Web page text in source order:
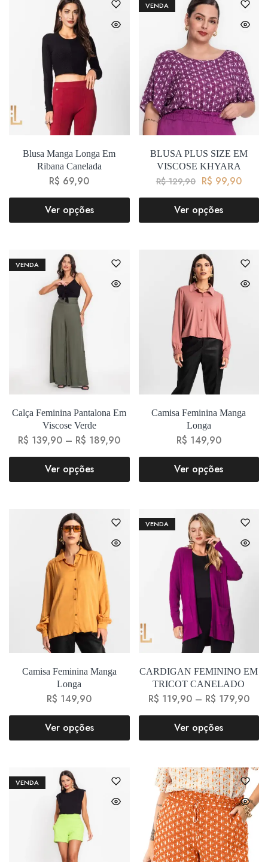
Blusa Manga Longa Em
Ribana Canelada
R$ 69,90
Ver opções
VENDA
BLUSA PLUS SIZE EM
VISCOSE KHYARA
R$129,90 R$ 99,90
Ver opções
VENDA
Calça Feminina Pantalona Em
Viscose Verde
R$ 139,90 – R$ 189,90
Ver opções
Camisa Feminina Manga
Longa
R$ 149,90
Ver opções
Camisa Feminina Manga
Longa
R$ 149,90
Ver opções
VENDA
CARDIGAN FEMININO EM
TRICOT CANELADO
R$ 119,90 – R$ 179,90
Ver opções
VENDA